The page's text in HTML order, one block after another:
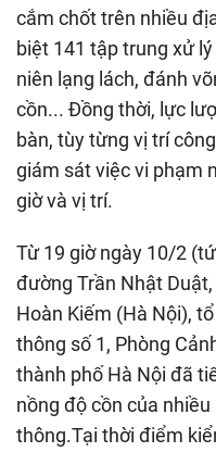
cắm chốt trên nhiều
biệt 141 tập trung xử
niên lạng lách, đánh
cồn... Đồng thời, lực
bàn, tùy từng vị trí
giám sát việc vi phạm
giờ và vị trí.
Từ 19 giờ ngày 10/2
đường Trần Nhật
Hoàn Kiếm (Hà Nội),
thông số 1, Phòng
thành phố Hà Nội đã
nồng độ cồn của
thông.Tại thời điểm